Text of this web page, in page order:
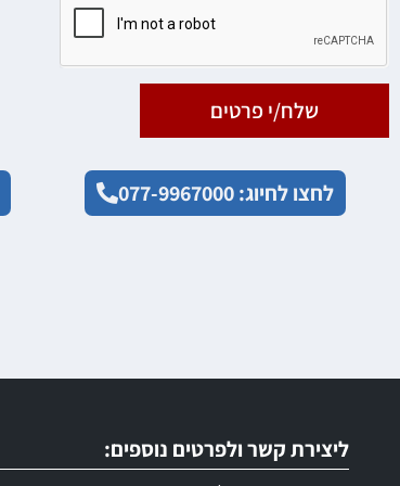
שלח/י פרטים
לחצו לחיוג: 077-9967000
ליצירת קשר ולפרטים נוספים: